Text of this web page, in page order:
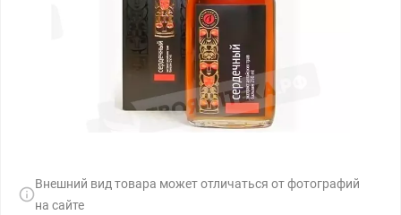
Внешний вид товара может отличаться от фотографий
на сайте